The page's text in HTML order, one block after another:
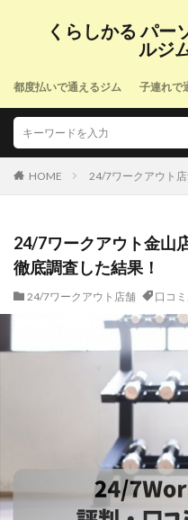
くらしかる パー
ルジ
都度払いで通えるジム 子連れで
HOME 24/7ワークアウト
24/7ワークアウト金山
徹底調査した結果！
24/7ワークアウト店舗 口コミ ,